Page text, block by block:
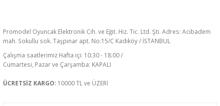
Promodel Oyuncak Elektronik Cih. ve Eğit. Hiz. Tic. Ltd. Şti. Adres: Acıbadem
mah. Sokullu sok. Taşpınar apt. No:15/C Kadıköy / İSTANBUL
Çalışma saatlerimiz Hafta içi: 10:30 - 18:00 /
Cumartesi, Pazar ve Çarşamba: KAPALI
ÜCRETSİZ KARGO: 10000 TL ve ÜZERİ